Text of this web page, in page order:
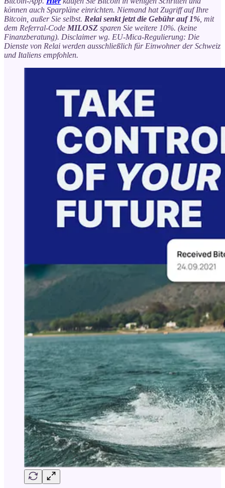
können auch Sparpläne einrichten. Niemand hat Zugriff auf Ihre
Bitcoin, außer Sie selbst. Relai senkt jetzt die Gebühr auf 1% , mit
dem Referral-Code MILOSZ sparen Sie weitere 10%. (keine
Finanzberatung). Disclaimer wg. EU-Mica-Regulierung: Die
Dienste von Relai werden ausschließlich für Einwohner der Schweiz
und Italiens empfohlen.